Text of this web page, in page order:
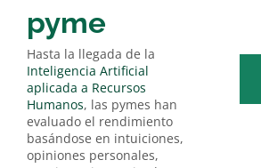
pyme
Hasta la llegada de la
Inteligencia Artificial
aplicada a Recursos
Humanos, las pymes han
evaluado el rendimiento
basándose en intuiciones,
opiniones personales,